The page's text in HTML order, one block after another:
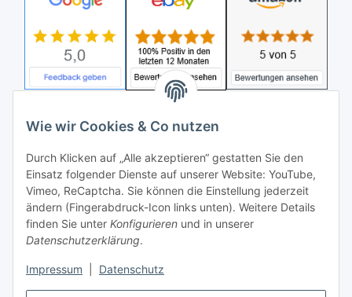
Wie wir Cookies & Co nutzen
Durch Klicken auf „Alle akzeptieren“ gestatten Sie den
Einsatz folgender Dienste auf unserer Website: YouTube,
Vimeo, ReCaptcha. Sie können die Einstellung jederzeit
ändern (Fingerabdruck-Icon links unten). Weitere Details
finden Sie unter Konfigurieren und in unserer
Datenschutzerklärung.
Impressum Datenschutz